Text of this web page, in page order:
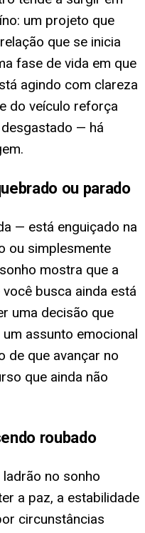
um projeto que
que se inicia
fase de vida em que
agindo com clareza
do veículo reforça
— há
ou parado
— está enguiçado na
ou simplesmente
mostra que a
busca ainda está
uma decisão que
assunto emocional
de que avançar no
que ainda não
roubado
no sonho
a paz, a estabilidade
circunstâncias